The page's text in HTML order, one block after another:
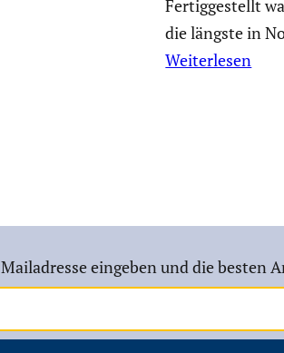
Fertig­ge­stellt
die längste in
Weiterlesen
eingeben und die besten